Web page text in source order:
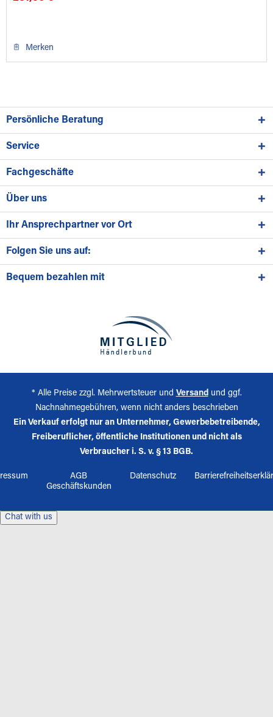
Merken
Persönliche Beratung
Service
Fachgeschäfte
Über uns
Ihr Ansprechpartner vor Ort
Folgen Sie uns auf:
Bequem bezahlen mit
* Alle Preise zzgl. Mehrwertsteuer und Versand und ggf.
Nachnahmegebühren, wenn nicht anders beschrieben
Ein Verkauf erfolgt nur an Unternehmer, Gewerbebetreibende,
Freiberuflicher, öffentliche Institutionen und nicht als
Verbraucher i. S. v. § 13 BGB.
AGB
Geschäftskunden
Datenschutz
Chat with us